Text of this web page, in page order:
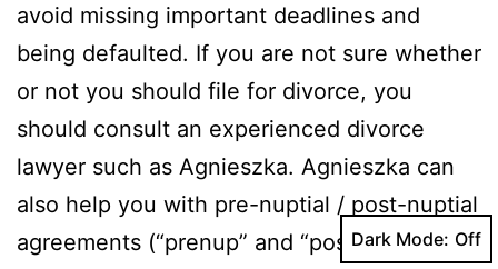
avoid missing important deadlines and
being defaulted. If you are not sure whether
or not you should file for divorce, you
should consult an experienced divorce
lawyer such as Agnieszka. Agnieszka can
also help you with pre-nuptial / post-nuptial
agreements (“prenup” and “postnup”),
Dark Mode: